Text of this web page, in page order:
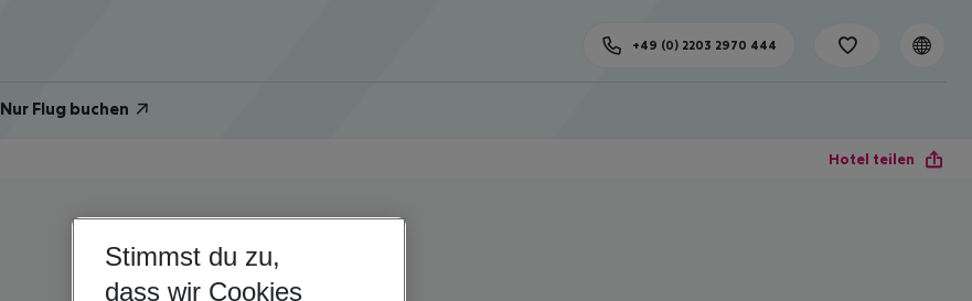
Nur Flug buchen
+49 (0) 2203 2970 444
Hotel teilen
Stimmst du zu,
dass wir Cookies